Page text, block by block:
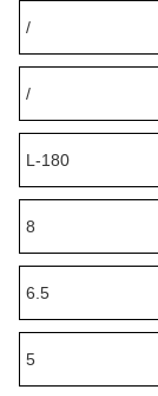
/
/
L-180
8
6.5
5